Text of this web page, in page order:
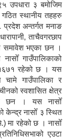
उपधारा ३ बमोजिम
स्थानीय तहहरु
अन्तर्गत मनाङ
ताचैवगरछाप
समावेश भएका छन ।
गाउँपालिकाको
रहेको छ । यस
चामे गाउँपालिका र
स्वशासित क्षेत्र
छन । यस नासोँ
केन्द्र नासोँ ३ स्थित
मा रहेको छ । नासोँ
एउटा